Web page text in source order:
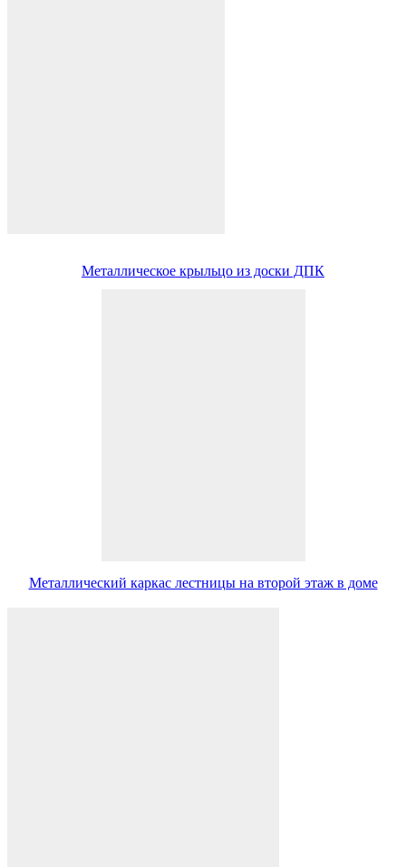
Металлическое крыльцо из доски ДПК
Металлический каркас лестницы на второй этаж в доме